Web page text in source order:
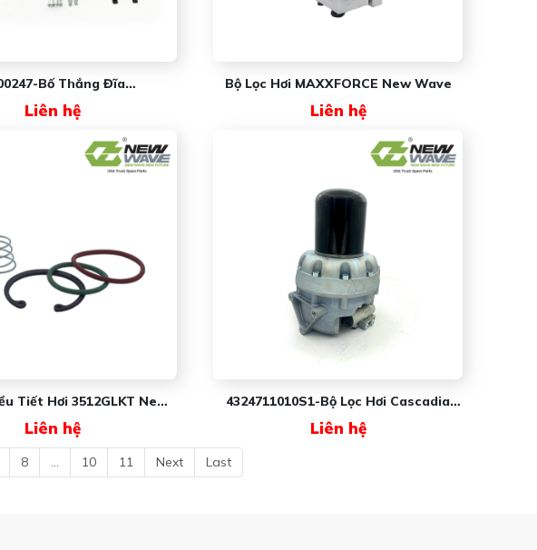
Bố Thắng Đĩa
Liên hệ
Bộ Lọc Hơi MAXXFORCE New Wave
Liên hệ
Tiết Hơi 3512GLKT New
Liên hệ
4324711010S1-Bộ Lọc Hơi Cascadia
Liên hệ
8 10 11 Next Last